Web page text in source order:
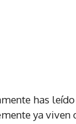
has
ya viven